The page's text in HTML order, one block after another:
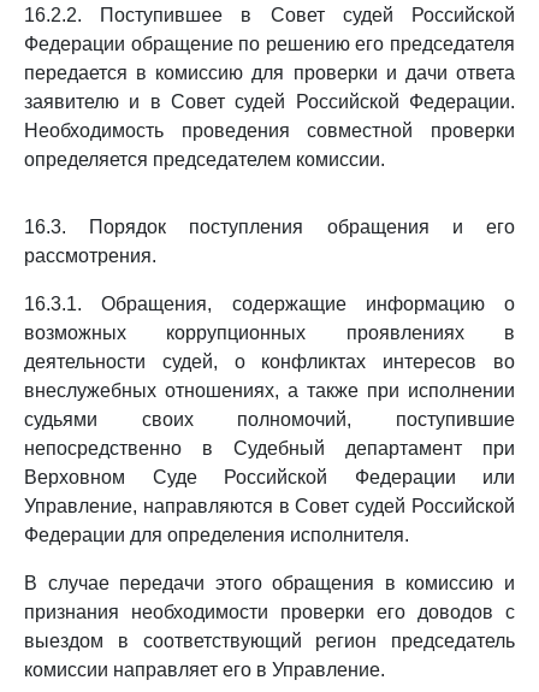
16.2.2. Поступившее в Совет судей Российской
Федерации обращение по решению его председателя
передается в комиссию для проверки и дачи ответа
заявителю и в Совет судей Российской Федерации.
Необходимость проведения совместной проверки
определяется председателем комиссии.
16.3. Порядок поступления обращения и его
рассмотрения.
16.3.1. Обращения, содержащие информацию о
возможных коррупционных проявлениях в
деятельности судей, о конфликтах интересов во
внеслужебных отношениях, а также при исполнении
судьями своих полномочий, поступившие
непосредственно в Судебный департамент при
Верховном Суде Российской Федерации или
Управление, направляются в Совет судей Российской
Федерации для определения исполнителя.
В случае передачи этого обращения в комиссию и
признания необходимости проверки его доводов с
выездом в соответствующий регион председатель
комиссии направляет его в Управление.